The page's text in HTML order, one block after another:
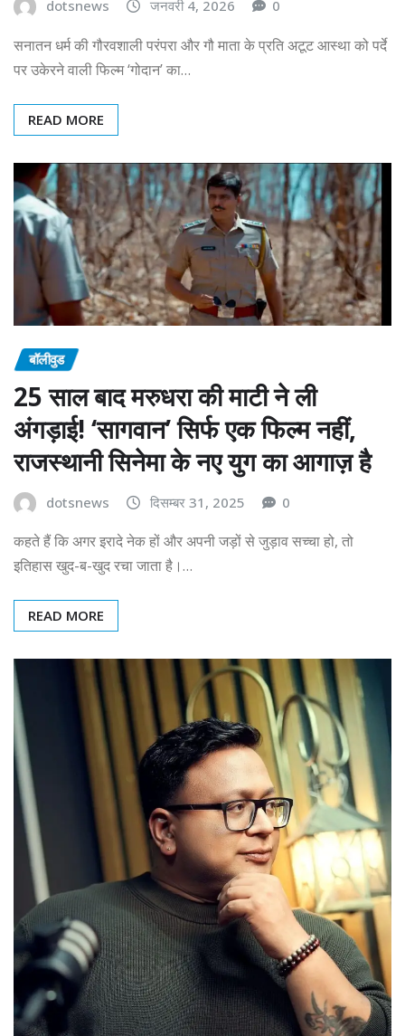
dotsnews जनवरी 4, 2026 0
सनातन धर्म की गौरवशाली परंपरा और गौ माता के प्रति अटूट आस्था को पर्दे
पर उकेरने वाली फिल्म ‘गोदान’ का…
READ MORE
बॉलीवुड
25 साल बाद मरुधरा की माटी ने ली
अंगड़ाई! ‘सागवान’ सिर्फ एक फिल्म नहीं,
राजस्थानी सिनेमा के नए युग का आगाज़ है
dotsnews दिसम्बर 31, 2025 0
कहते हैं कि अगर इरादे नेक हों और अपनी जड़ों से जुड़ाव सच्चा हो, तो
इतिहास खुद-ब-खुद रचा जाता है।…
READ MORE